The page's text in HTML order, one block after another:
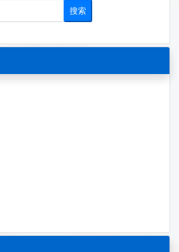
搜索